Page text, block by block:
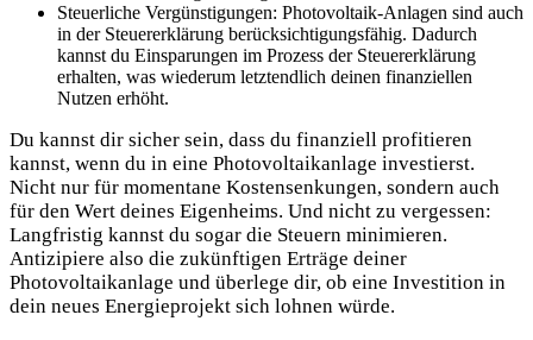
Steuerliche Vergünstigungen: Photovoltaik-Anlagen sind auch
in der Steuererklärung berücksichtigungsfähig. Dadurch
kannst du⁢ Einsparungen im Prozess der Steuererklärung
erhalten, was wiederum ⁣letztendlich deinen finanziellen
Nutzen erhöht.‌
Du kannst dir sicher sein, dass du ​finanziell profitieren
kannst, wenn du in eine Photovoltaikanlage investierst.
Nicht nur für momentane Kostensenkungen, sondern ⁢auch
für den Wert deines ‌Eigenheims. Und nicht zu vergessen:
Langfristig kannst du sogar ‌die Steuern minimieren.⁤
Antizipiere also die zukünftigen Erträge deiner
Photovoltaikanlage und überlege ‌dir, ob ​eine Investition in ​
dein neues Energieprojekt sich ‍lohnen würde.